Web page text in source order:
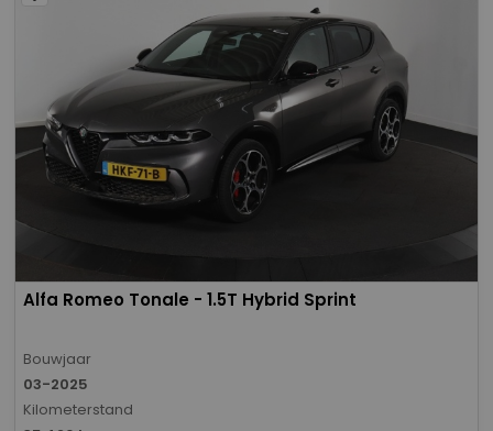
Alfa Romeo Tonale - 1.5T Hybrid Sprint
Bouwjaar
03-2025
Kilometerstand